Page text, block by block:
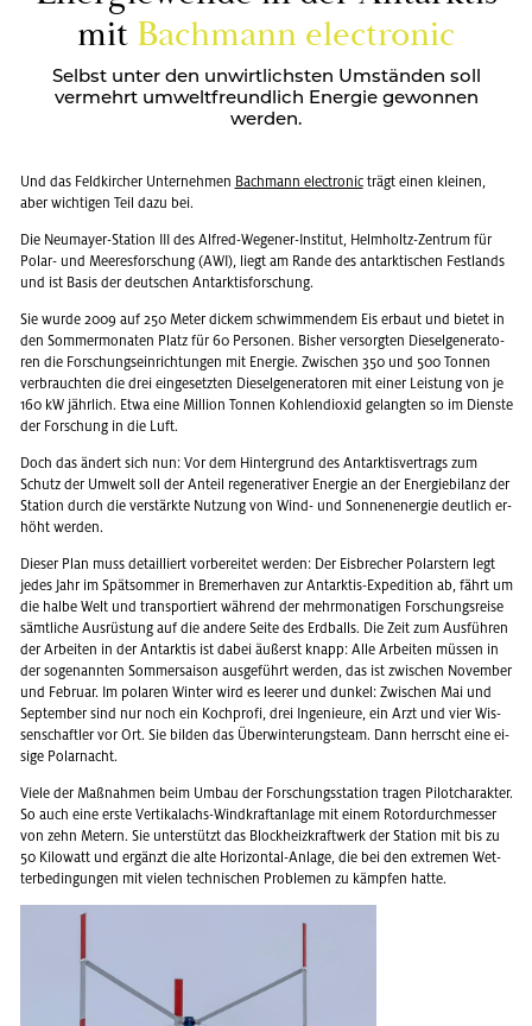
mit Bach­mann elec­tro­nic
Selbst unter den unwirtlichsten Umständen soll
vermehrt umweltfreundlich Energie gewonnen
werden.
Und das Feld­kir­cher Un­ter­neh­men Bach­mann elec­tro­nicträgt einen klei­nen,
aber wich­ti­gen Teil dazu bei.
Die Neu­may­er-Sta­ti­on III des Al­fred-We­ge­ner-In­sti­tut, Helm­holtz-Zen­trum für
Polar- und Mee­res­for­schung (AWI), liegt am Rande des ant­ark­ti­schen Fest­lands
und ist Basis der deut­schen Ant­ark­tis­for­schung.
Sie wurde 2009 auf 250 Meter di­ckem schwim­men­dem Eis er­baut und bie­tet in
den Som­mer­mo­na­ten Platz für 60 Per­so­nen. Bis­her ver­sorg­ten Die­sel­ge­ne­ra­to­
ren die For­schungs­ein­rich­tun­gen mit En­er­gie. Zwi­schen 350 und 500 Ton­nen
ver­brauch­ten die drei ein­ge­setz­ten Die­sel­ge­ne­ra­to­ren mit einer Leis­tung von je
160 kW jähr­lich. Etwa eine Mil­li­on Ton­nen Koh­len­di­oxid ge­lang­ten so im Diens­te
der For­schung in die Luft.
Doch das än­dert sich nun: Vor dem Hin­ter­grund des Ant­ark­tis­ver­trags zum
Schutz der Um­welt soll der An­teil re­ge­ne­ra­ti­ver En­er­gie an der En­er­gie­bi­lanz der
Sta­ti­on durch die ver­stärk­te Nut­zung von Wind- und Son­nen­en­er­gie deut­lich er­
höht wer­den.
Die­ser Plan muss de­tail­liert vor­be­rei­tet wer­den: Der Eis­bre­cher Po­lar­stern legt
jedes Jahr im Spät­som­mer in Bre­mer­ha­ven zur Ant­ark­tis-Ex­pe­di­ti­on ab, fährt um
die halbe Welt und trans­por­tiert wäh­rend der mehr­mo­na­ti­gen For­schungs­rei­se
sämt­li­che Aus­rüs­tung auf die an­de­re Seite des Erd­balls. Die Zeit zum Aus­füh­ren
der Ar­bei­ten in der Ant­ark­tis ist dabei äu­ßerst knapp: Alle Ar­bei­ten müs­sen in
der so­ge­nann­ten Som­mer­sai­son aus­ge­führt wer­den, das ist zwi­schen No­vem­ber
und Fe­bru­ar. Im po­la­ren Win­ter wird es lee­rer und dun­kel: Zwi­schen Mai und
Sep­tem­ber sind nur noch ein Koch­pro­fi, drei In­ge­nieu­re, ein Arzt und vier Wis­
sen­schaft­ler vor Ort. Sie bil­den das Über­win­te­rungs­team. Dann herrscht eine ei­
si­ge Po­lar­nacht.
Viele der Maß­nah­men beim Umbau der For­schungs­sta­ti­on tra­gen Pi­lot­cha­rak­ter.
So auch eine erste Ver­ti­kalachs-Wind­kraft­an­la­ge mit einem Ro­tor­durch­mes­ser
von zehn Me­tern. Sie un­ter­stützt das Block­heiz­kraft­werk der Sta­ti­on mit bis zu
50 Ki­lo­watt und er­gänzt die alte Ho­ri­zon­tal-An­la­ge, die bei den ex­tre­men Wet­
ter­be­din­gun­gen mit vie­len tech­ni­schen Pro­ble­men zu kämp­fen hatte.